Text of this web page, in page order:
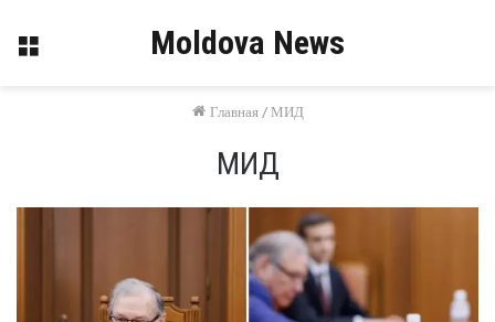
Меню Moldova News
Главная / МИД
МИД